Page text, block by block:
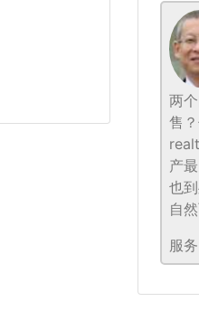
两
售
产
也
自
服务